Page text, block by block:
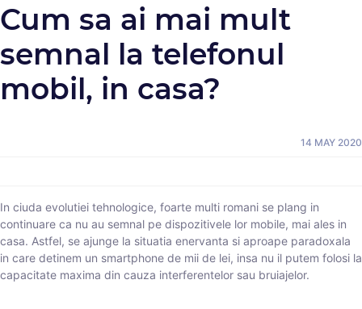
Cum sa ai mai mult
semnal la telefonul
mobil, in casa?
14 MAY 2020
In ciuda evolutiei tehnologice, foarte multi romani se plang in
continuare ca nu au semnal pe dispozitivele lor mobile, mai ales in
casa. Astfel, se ajunge la situatia enervanta si aproape paradoxala
in care detinem un smartphone de mii de lei, insa nu il putem folosi la
capacitate maxima din cauza interferentelor sau bruiajelor.